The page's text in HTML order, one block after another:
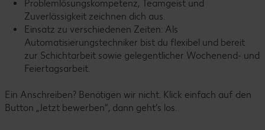
Problemlösungskompetenz, Teamgeist und
Zuverlässigkeit zeichnen dich aus.
Einsatz zu verschiedenen Zeiten: Als
Automatisierungstechniker bist du flexibel und bereit
zur Schichtarbeit sowie gelegentlicher Wochenend- und
Feiertagsarbeit.
Ein Anschreiben? Benötigen wir nicht. Klick einfach auf den
Button „Jetzt bewerben“, dann geht’s los.